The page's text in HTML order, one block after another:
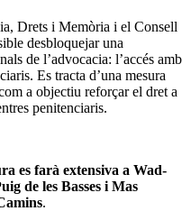
Drets i Memòria i el Consell
desbloquejar una
de l’advocacia: l’accés amb
Es tracta d’una mesura
a objectiu reforçar el dret a
penitenciaris.
es farà extensiva a Wad-
de les Basses i Mas
.